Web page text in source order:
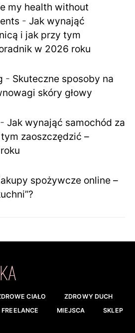
my health without
- Jak wynająć
i jak przy tym
w 2026 roku
- Skuteczne sposoby na
skóry głowy
- Jak wynająć samochód za
zaoszczędzić –
spożywcze online –
CIAŁO
ZDROWY DUCH
FREELANCE MIEJSCA SKLEP